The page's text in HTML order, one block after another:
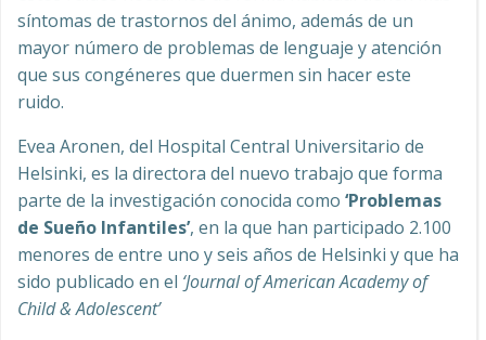
síntomas de trastornos del ánimo, además de un
mayor número de problemas de lenguaje y atención
que sus congéneres que duermen sin hacer este
ruido.
Evea Aronen, del Hospital Central Universitario de
Helsinki, es la directora del nuevo trabajo que forma
parte de la investigación conocida como ‘Problemas
de Sueño Infantiles’, en la que han participado 2.100
menores de entre uno y seis años de Helsinki y que ha
sido publicado en el ‘Journal of American Academy of
Child & Adolescent’